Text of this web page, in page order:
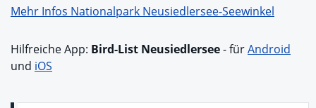
Mehr Infos Nationalpark Neusiedlersee-Seewinkel
Hilfreiche App: Bird-List Neusiedlersee- fürAndroid
und iOS